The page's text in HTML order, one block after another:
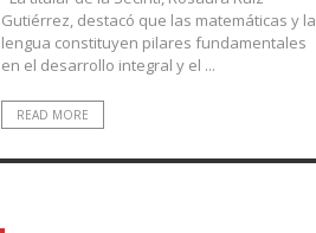
Gutiérrez, destacó que las matemáticas y la
lengua constituyen pilares fundamentales
en el desarrollo integral y el ...
READ MORE